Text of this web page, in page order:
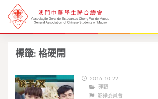
標籤: 格硬開
2016-10-22
硬頸
影攝委員會